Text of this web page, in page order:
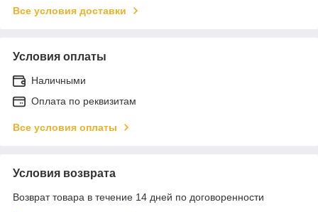
Все условия доставки
Условия оплаты
Наличными
Оплата по реквизитам
Все условия оплаты
Условия возврата
Возврат товара в течение 14 дней по договоренности